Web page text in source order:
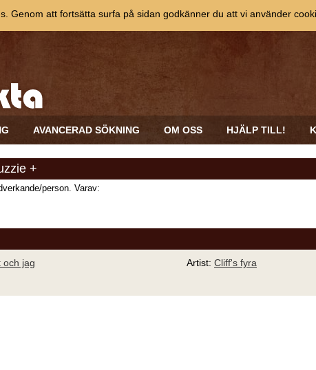
AVANCERAD SÖKNING OM OSS HJÄLP TILL!
+
person. Varav:
och jag Artist: Cliff's fyra
Genom att fortsätta surfa på sidan godkänner du att vi använder